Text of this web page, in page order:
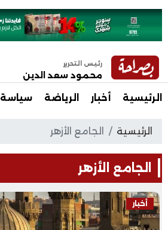
رئيس التحرير
محمود سعد الدين
الرئيسية أخبار الرياضة سياسة
الرئيسية الجامع الأزهر
الجامع الأزهر
أخبار